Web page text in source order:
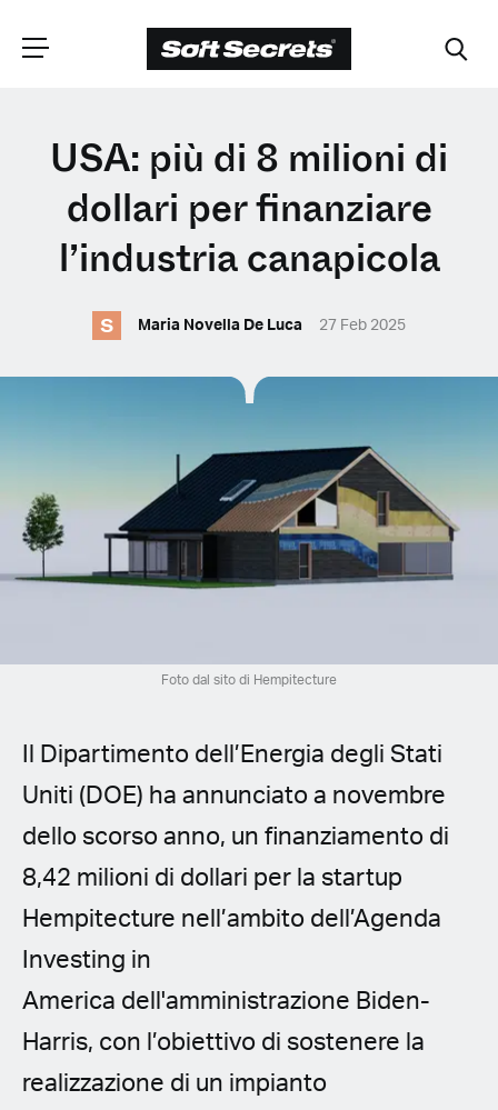
SCEGLI LA
TUA POSIZIONE
Dutch
English (United Kingdom)
English (United States)
Spanish (Spain)
Spanish (Latin America)
German
Czech
Polish
USA: più di 8 milioni di
dollari per finanziare
l’industria canapicola
S Maria Novella De Luca 27 Feb 2025
Foto dal sito di Hempitecture
Il Dipartimento dell’Energia degli Stati
Uniti (DOE) ha annunciato a novembre
dello scorso anno, un finanziamento di
8,42 milioni di dollari per la startup
Hempitecture nell’ambito dell’Agenda
Investing in
America dell'amministrazione Biden-
Harris, con l’obiettivo di sostenere la
realizzazione di un impianto